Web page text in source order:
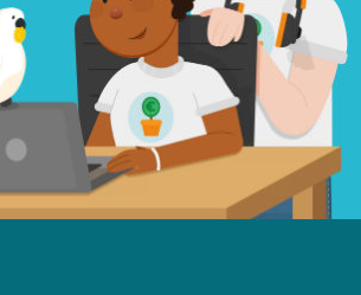
de betekenis van een beleggingsterm
is er een andere vraag die je graag
wilt hebben? We helpen je graag een
handje.